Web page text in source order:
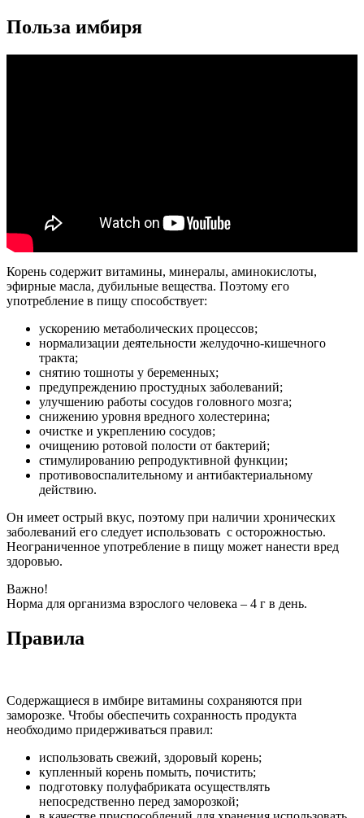
Польза имбиря
Корень содержит витамины, минералы, аминокислоты,
эфирные масла, дубильные вещества. Поэтому его
употребление в пищу способствует:
ускорению метаболических процессов;
нормализации деятельности желудочно-кишечного
тракта;
снятию тошноты у беременных;
предупреждению простудных заболеваний;
улучшению работы сосудов головного мозга;
снижению уровня вредного холестерина;
очистке и укреплению сосудов;
очищению ротовой полости от бактерий;
стимулированию репродуктивной функции;
противовоспалительному и антибактериальному
действию.
Он имеет острый вкус, поэтому при наличии хронических
заболеваний его следует использовать с осторожностью.
Неограниченное употребление в пищу может нанести вред
здоровью.
Важно!
Норма для организма взрослого человека – 4 г в день.
Правила
Содержащиеся в имбире витамины сохраняются при
заморозке. Чтобы обеспечить сохранность продукта
необходимо придерживаться правил:
использовать свежий, здоровый корень;
купленный корень помыть, почистить;
подготовку полуфабриката осуществлять
непосредственно перед заморозкой;